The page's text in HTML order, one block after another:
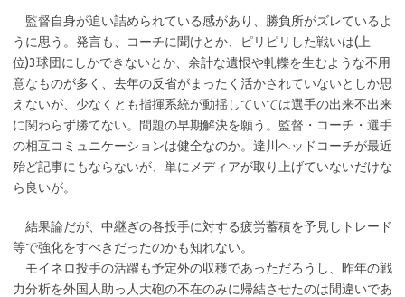
監督自身が追い詰められている感があり、勝負所がズレているよ
うに思う。発言も、コーチに聞けとか、ピリピリした戦いは(上
位)3球団にしかできないとか、余計な遺恨や軋轢を生むような不用
意なものが多く、去年の反省がまったく活かされていないとしか思
えないが、少なくとも指揮系統が動揺していては選手の出来不出来
に関わらず勝てない。問題の早期解決を願う。監督・コーチ・選手
の相互コミュニケーションは健全なのか。達川ヘッドコーチが最近
殆ど記事にもならないが、単にメディアが取り上げていないだけな
ら良いが。
結果論だが、中継ぎの各投手に対する疲労蓄積を予見しトレード
等で強化をすべきだったのかも知れない。
モイネロ投手の活躍も予定外の収穫であっただろうし、昨年の戦
力分析を外国人助っ人大砲の不在のみに帰結させたのは間違いであ